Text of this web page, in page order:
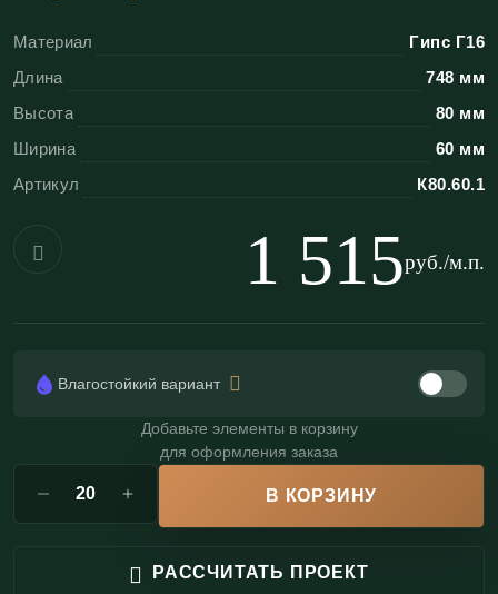
декора.
Преимущества лепнины
«ЭКОЛЕПНИНА»
Высокая детализация:гипс Г-16 передает
Пожаробезопасность:
полностью негорючий
материал (класс пожарной опасности КМ0);
Влагостойкость:возможность изготовления
во влагостойком исполнении по запросу;
Возможность реставрации:гипсовый декор
долговечен и легко поддается локальному
Материал
Гипс Г16
Длина
748 мм
Высота
80 мм
Ширина
60 мм
Артикул
К80.60.1
1 515руб./м.п.
Влагостойкий вариант
Добавьте элементы в корзину
для оформления заказа
В КОРЗИНУ
РАССЧИТАТЬ ПРОЕКТ